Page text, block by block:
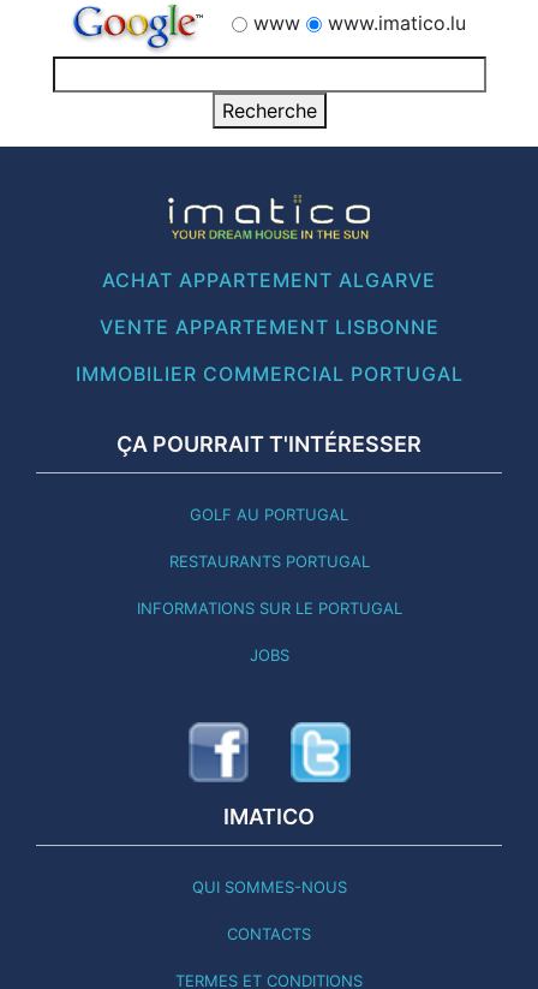
www
www.imatico.lu
ACHAT APPARTEMENT ALGARVE
VENTE APPARTEMENT LISBONNE
IMMOBILIER COMMERCIAL PORTUGAL
ÇA POURRAIT T'INTÉRESSER
GOLF AU PORTUGAL
RESTAURANTS PORTUGAL
INFORMATIONS SUR LE PORTUGAL
JOBS
IMATICO
QUI SOMMES-NOUS
CONTACTS
TERMES ET CONDITIONS